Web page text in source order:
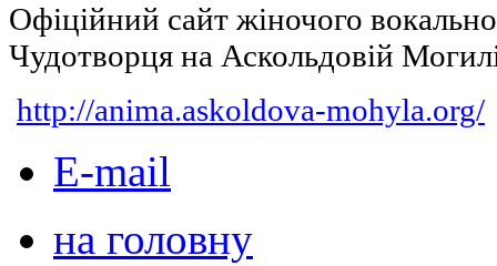
Офіційний сайт жіночого
Чудотворця на Аскольдовій
http://anima.askoldova-mohyla.org/
E-mail
на головну